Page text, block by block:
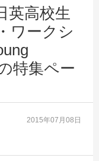
英高校生
ワークシ
特集ペー
2015年07月08日